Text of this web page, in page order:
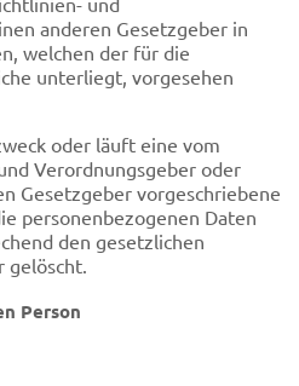
anderen Gesetzgeber in
welchen der für die
unterliegt, vorgesehen
oder läuft eine vom
Verordnungsgeber oder
Gesetzgeber vorgeschriebene
personenbezogenen Daten
den gesetzlichen
gelöscht.
Person